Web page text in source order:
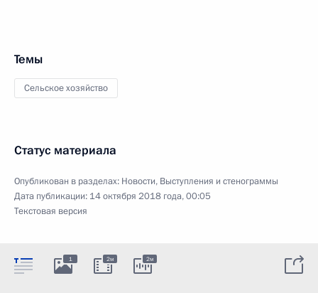
Темы
Сельское хозяйство
Статус материала
Опубликован в разделах: Новости, Выступления и стенограммы
Дата публикации: 14 октября 2018 года, 00:05
Текстовая версия
1 2м 2м